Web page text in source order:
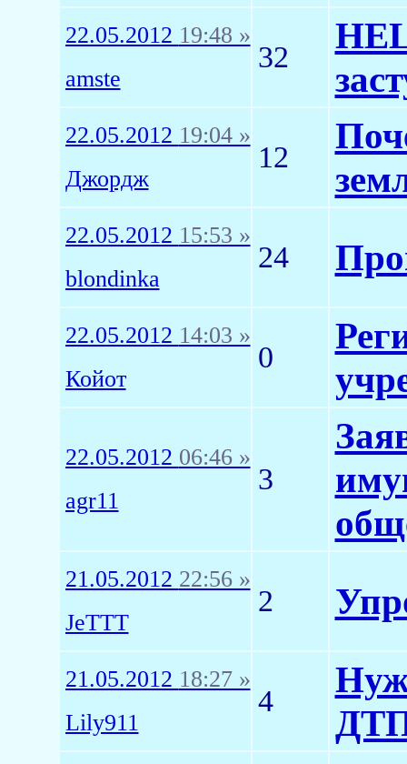
22.05.2012 19:48 »
amste
32
22.05.2012 19:04 »
Джордж
12
22.05.2012 15:53 »
blondinka
24
22.05.2012 14:03 »
Койот
0
22.05.2012 06:46 »
agr11
3
21.05.2012 22:56 »
JeTTT
2
21.05.2012 18:27 »
Lily911
4